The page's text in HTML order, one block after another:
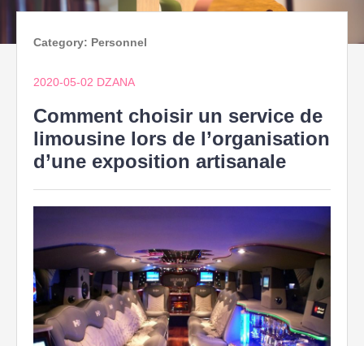
Category: Personnel
2020-05-02 DZANA
Comment choisir un service de
limousine lors de l’organisation
d’une exposition artisanale